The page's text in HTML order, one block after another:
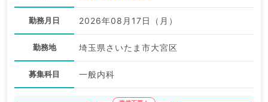
勤務月日 2026年08月17日（月）
勤務地 埼玉県さいたま市大宮区
募集科目 一般内科